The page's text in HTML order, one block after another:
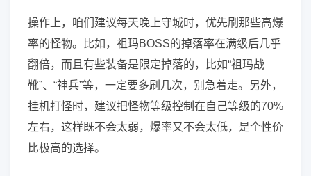
操作上，咱们建议每天晚上守城时，优先刷那些高爆
率的怪物。比如，祖玛BOSS的掉落率在满级后几乎
翻倍，而且有些装备是限定掉落的，比如“祖玛战
靴”、“神兵”等，一定要多刷几次，别急着走。另外，
挂机打怪时，建议把怪物等级控制在自己等级的70%
左右，这样既不会太弱，爆率又不会太低，是个性价
比极高的选择。